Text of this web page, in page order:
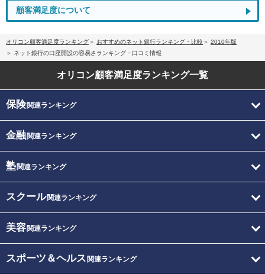
顧客満足度について
オリコン顧客満足度ランキング おすすめのネット銀行ランキング・比較
2010年版
ネット銀行の口座開設の容易さランキング・口コミ情報
オリコン顧客満足度ランキング一覧
保険関連ランキング
金融関連ランキング
塾関連ランキング
スクール関連ランキング
美容関連ランキング
スポーツ＆ヘルス 関連ランキング